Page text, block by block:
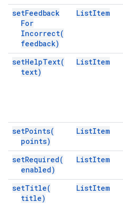
setFeedback
For
Incorrect(
feedback)
ListItem
setHelpText(
text)
ListItem
setPoints(
points)
ListItem
setRequired(
enabled)
ListItem
setTitle(
title)
ListItem